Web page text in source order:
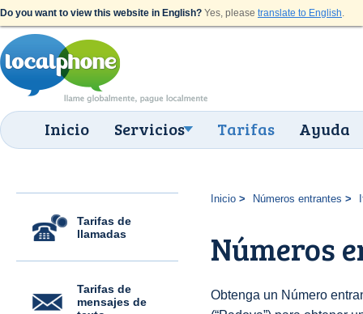
Do you want to view this website in English? Yes, please translate to English.
Inicio Servicios Tarifas Ayuda
Tarifas de
llamadas
Tarifas de
mensajes de
Inicio Números entrantes
Números
Obtenga un Número